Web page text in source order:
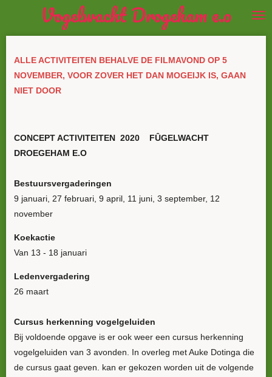
de
hoofdinhoud
Vogelwacht Drogeham e.o
ALLE ACTIVITEITEN BEHALVE DE FILMAVOND OP 5
NOVEMBER, VOOR ZOVER HET DAN MOGEIJK IS, GAAN
NIET DOOR
CONCEPT ACTIVITEITEN 2020 FÛGELWACHT
DROEGEHAM E.O
Bestuursvergaderingen
9 januari, 27 februari, 9 april, 11 juni, 3 september, 12
november
Koekactie
Van 13 - 18 januari
Ledenvergadering
26 maart
Cursus herkenning vogelgeluiden
Bij voldoende opgave is er ook weer een cursus herkenning
vogelgeluiden van 3 avonden. In overleg met Auke Dotinga die
de cursus gaat geven. kan er gekozen worden uit de volgende